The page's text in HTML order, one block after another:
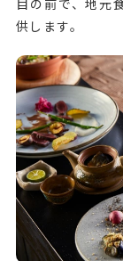
目の前で、地元
供します。